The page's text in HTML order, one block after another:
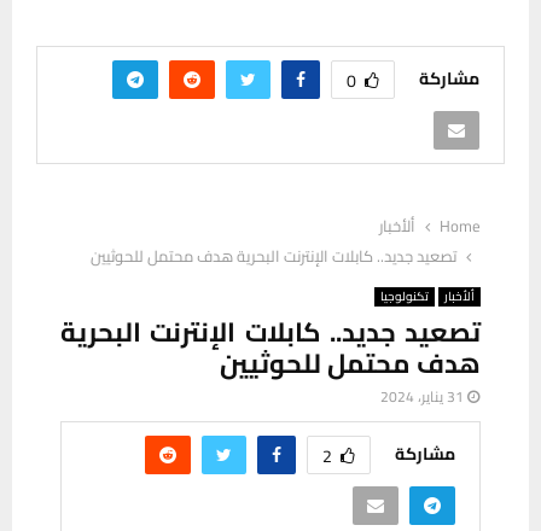
مشاركة 0
Home
ألأخبار
تصعيد جديد.. كابلات الإنترنت البحرية هدف محتمل للحوثيين
ألأخبار تكنولوجيا
تصعيد جديد.. كابلات الإنترنت البحرية
هدف محتمل للحوثيين
31 يناير، 2024
مشاركة 2